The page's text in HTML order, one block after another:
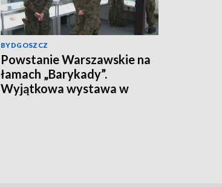
BYDGOSZCZ
Powstanie Warszawskie na
łamach „Barykady”.
Wyjątkowa wystawa w